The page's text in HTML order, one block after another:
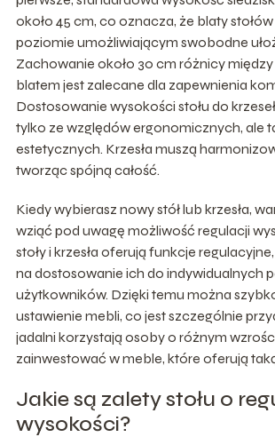
około 45 cm, co oznacza, że blaty
poziomie umożliwiającym swobodne
Zachowanie około 30 cm różnicy między
blatem jest zalecane dla zapewnienia
Dostosowanie wysokości stołu do
tylko ze względów ergonomicznych, ale
estetycznych. Krzesła muszą
tworząc spójną całość.
Kiedy wybierasz nowy stół lub krzesła,
wziąć pod uwagę możliwość regulacji
stoły i krzesła oferują funkcje
na dostosowanie ich do indywidualnych
użytkowników. Dzięki temu można
ustawienie mebli, co jest szczególnie
jadalni korzystają osoby o różnym
zainwestować w meble, które oferują
Jakie są zalety stołu o
wysokości?